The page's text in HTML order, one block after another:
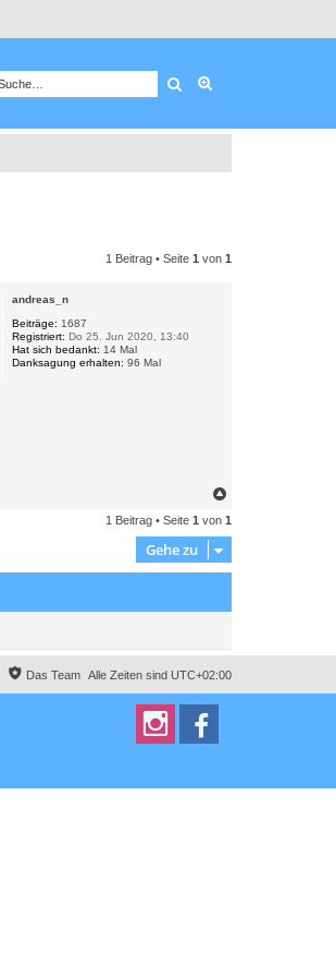
Suche
1 Beitrag • Seite 1 von 1
andreas_n
Beiträge: 1687
Registriert: Do 25. Jun 2020, 13:40
Hat sich bedankt: 14 Mal
Danksagung erhalten: 96 Mal
c
h
b
1 Beitrag • Seite 1 von 1
Gehe zu
Alle Zeiten sind UTC+02:00
Das Team